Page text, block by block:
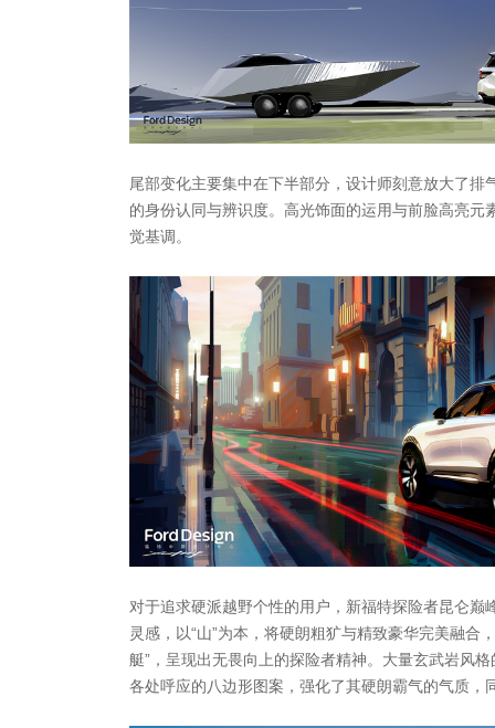
尾部变化主要集中在下半部分，设计师刻意放大了排
的身份认同与辨识度。高光饰面的运用与前脸高亮元
觉基调。
对于追求硬派越野个性的用户，新福特探险者昆仑巅
灵感，以“山”为本，将硬朗粗犷与精致豪华完美融合
艇”，呈现出无畏向上的探险者精神。大量玄武岩风
各处呼应的八边形图案，强化了其硬朗霸气的气质，